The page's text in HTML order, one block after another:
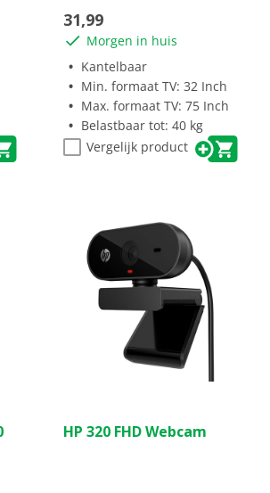
31,99
Morgen in huis
Kantelbaar
Min. formaat TV: 32 Inch
Max. formaat TV: 75 Inch
Belastbaar tot: 40 kg
Vergelijk product
van
HP 320 FHD Webcam